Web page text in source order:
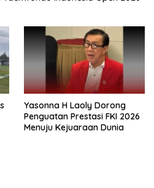
Yasonna H Laoly Dorong
Penguatan Prestasi FKI 2026
Menuju Kejuaraan Dunia